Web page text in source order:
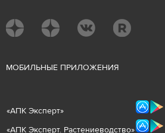
МОБИЛЬНЫЕ ПРИЛОЖЕНИЯ
«АПК Эксперт»
«АПК Эксперт. Растениеводство»